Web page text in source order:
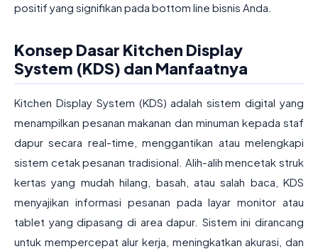
positif yang signifikan pada bottom line bisnis Anda.
Konsep Dasar Kitchen Display
System (KDS) dan Manfaatnya
Kitchen Display System (KDS) adalah sistem digital yang
menampilkan pesanan makanan dan minuman kepada staf
dapur secara real-time, menggantikan atau melengkapi
sistem cetak pesanan tradisional. Alih-alih mencetak struk
kertas yang mudah hilang, basah, atau salah baca, KDS
menyajikan informasi pesanan pada layar monitor atau
tablet yang dipasang di area dapur. Sistem ini dirancang
untuk mempercepat alur kerja, meningkatkan akurasi, dan